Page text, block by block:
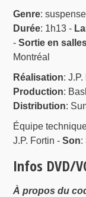
Genre:
Durée: 1h13 -
-Sortie en
Montréal
Réalisation:
Production:
Distribution:
Équipe
J.P. Fortin -Son:
Infos DVD/
À propos du